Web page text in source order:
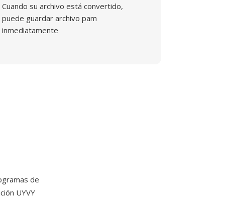
Cuando su archivo está convertido,
puede guardar archivo pam
inmediatamente
de
UYVY